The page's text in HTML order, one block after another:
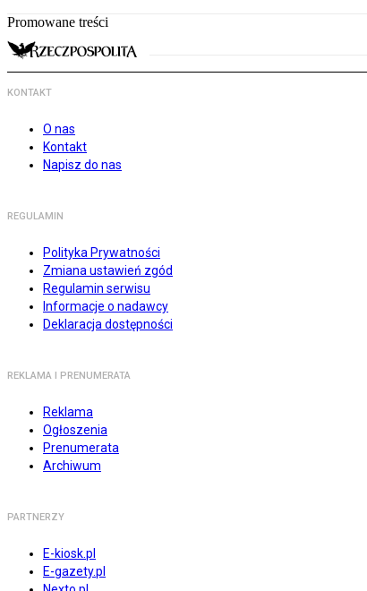
Promowane treści
KONTAKT
O nas
Kontakt
Napisz do nas
REGULAMIN
Polityka Prywatności
Zmiana ustawień zgód
Regulamin serwisu
Informacje o nadawcy
Deklaracja dostępności
REKLAMA I PRENUMERATA
Reklama
Ogłoszenia
Prenumerata
Archiwum
PARTNERZY
E-kiosk.pl
E-gazety.pl